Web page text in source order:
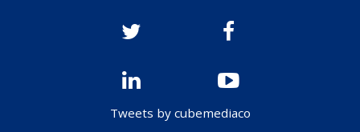
Tweets by cubemediaco